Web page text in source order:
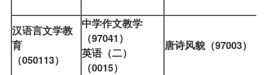
汉语言文学教
育
（050113）
中学作文教学
（97041）
英语（二）
（0015）
唐诗风貌（97003）